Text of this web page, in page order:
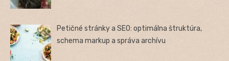
Petičné stránky a SEO: optimálna štruktúra,
schema markup a správa archívu